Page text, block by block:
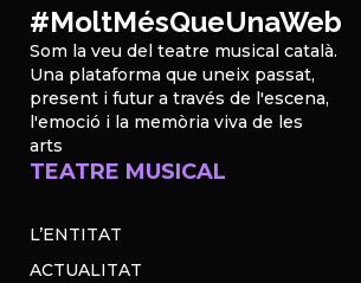
#MoltMésQueUnaWeb
Som la veu del teatre musical català.
Una plataforma que uneix passat,
present i futur a través de l'escena,
l'emoció i la memòria viva de les
arts
TEATRE MUSICAL
L’ENTITAT
ACTUALITAT